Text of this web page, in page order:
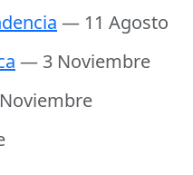
— 11 Agosto
— 3 Noviembre